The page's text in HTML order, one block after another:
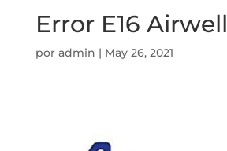
Error E16 Airwell
por admin | May 26, 2021